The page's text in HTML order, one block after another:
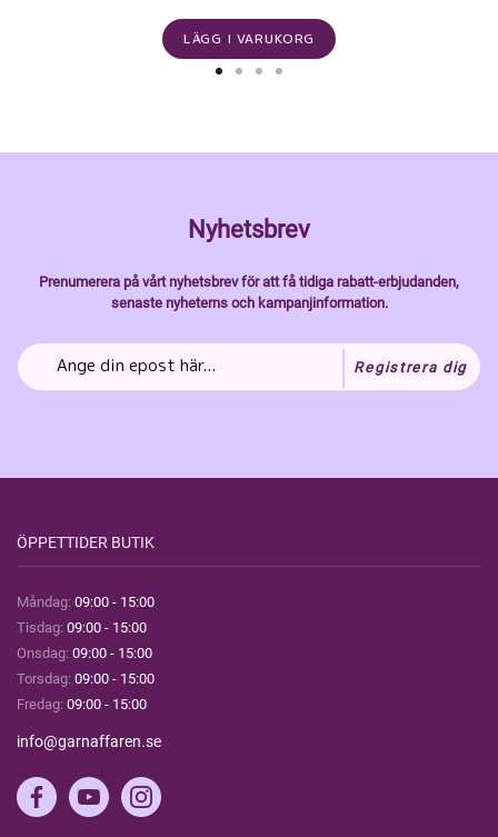
LÄGG I VARUKORG
Nyhetsbrev
Prenumerera på vårt nyhetsbrev för att få tidiga rabatt-erbjudanden,
senaste nyheterns och kampanjinformation.
Registrera dig
ÖPPETTIDER BUTIK
Måndag: 09:00 - 15:00
Tisdag: 09:00 - 15:00
Onsdag: 09:00 - 15:00
Torsdag: 09:00 - 15:00
Fredag: 09:00 - 15:00
info@garnaffaren.se